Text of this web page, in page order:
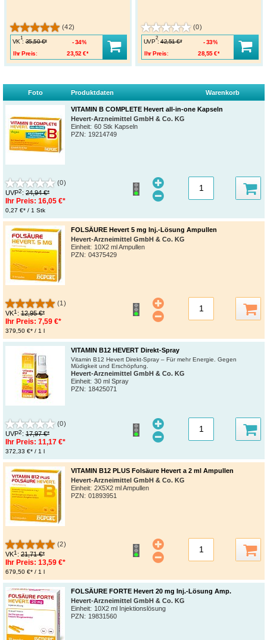
(42)
VK
1
: 35,50 €*
Ihr Preis:
23,52 €*
34%
(0)
UVP
2
: 42,51 €*
Ihr Preis:
28,55 €*
33%
Foto Produktdaten Warenkorb
VITAMIN B COMPLETE Hevert all-in-one Kapseln
Hevert-Arzneimittel GmbH & Co. KG
Einheit: 60 Stk Kapseln
PZN: 19214749
(0)
UVP2: 24,94 €*
Ihr Preis: 16,05 €*
0,27 €* / 1 Stk
FOLSÄURE Hevert 5 mg Inj.-Lösung Ampullen
Hevert-Arzneimittel GmbH & Co. KG
Einheit: 10X2 ml Ampullen
PZN: 04375429
(1)
VK1: 12,95 €*
Ihr Preis: 7,59 €*
379,50 €* / 1 l
VITAMIN B12 HEVERT Direkt-Spray
Vitamin B12 Hevert Direkt-Spray – Für mehr Energie. Gegen
Müdigkeit und Erschöpfung.
Hevert-Arzneimittel GmbH & Co. KG
Einheit: 30 ml Spray
PZN: 18425071
(0)
UVP2: 17,97 €*
Ihr Preis: 11,17 €*
372,33 €* / 1 l
VITAMIN B12 PLUS Folsäure Hevert a 2 ml Ampullen
Hevert-Arzneimittel GmbH & Co. KG
Einheit: 2X5X2 ml Ampullen
PZN: 01893951
(2)
VK1: 21,71 €*
Ihr Preis: 13,59 €*
679,50 €* / 1 l
FOLSÄURE FORTE Hevert 20 mg Inj.-Lösung Amp.
Hevert-Arzneimittel GmbH & Co. KG
Einheit: 10X2 ml Injektionslösung
PZN: 19831560